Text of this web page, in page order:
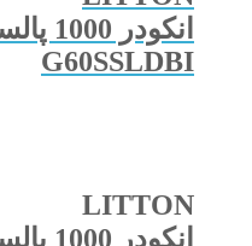
انکودر 1000 پالسی TTL
G60SSLDBI
LITTON
انکودر 1000 پالسی TTL